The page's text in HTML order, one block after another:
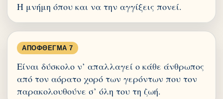
Η μνήμη όπου και να την αγγίξεις πονεί.
ΑΠΌΦΘΕΓΜΑ 7
Είναι δύσκολο ν’ απαλλαγεί ο κάθε άνθρωπος
από τον αόρατο χορό των γερόντων που τον
παρακολουθούνε σ’ όλη του τη ζωή.